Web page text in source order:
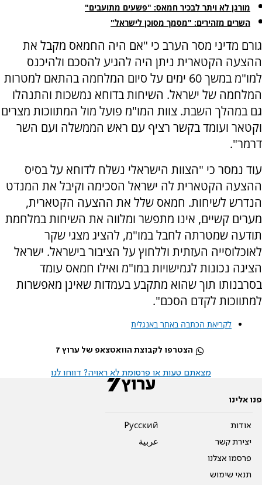
מורגן לא ויתר לבכיר חמאס: "פשעים מתועבים"
השרים מזהירים: "מסמך מסוכן לישראל"
גורם מדיני מסר הערב כי "אם היה החמאס מקבל את
ההצעה הקטארית ניתן היה להגיע להסכם ולהיכנס
למו"מ במשך 60 ימים על סיום המלחמה בהתאם למטרות
המלחמה של ישראל. השיחות בדוחא נמשכות והתנהלו
גם במהלך השבת. צוות המו"מ פועל מול המתווכות מצרים
וקטאר ועומד בקשר רציף עם ראש הממשלה ועם השר
דרמר".
עוד נמסר כי "הצוות הישראלי נשלח לדוחא על בסיס
ההצעה הקטארית לה ישראל הסכימה וקיבל את המנדט
הנדרש לשיחות. חמאס שלל את ההצעה הקטארית,
מערים קשיים, אינו מתפשר ומלווה את השיחות במלחמת
תודעה שמטרתה לחבל במו"מ, להציג מצגי שקר
לאוכלוסייה העזתית וללחוץ על הציבור בישראל. ישראל
הציגה נכונות לגמישויות במו"מ ואילו חמאס עומד
בסרבנותו תוך שהוא מתקבע בעמדות שאינן מאפשרות
למתווכות לקדם הסכם".
לקריאת הכתבה באתר באנגלית
הצטרפו לקבוצת הוואטצאפ של ערוץ 7
מצאתם טעות או פרסומת לא ראויה? דווחו לנו
פנו אלינו
אודות
יצירת קשר
פרסמו אצלנו
תנאי שימוש
Pусский
عربية